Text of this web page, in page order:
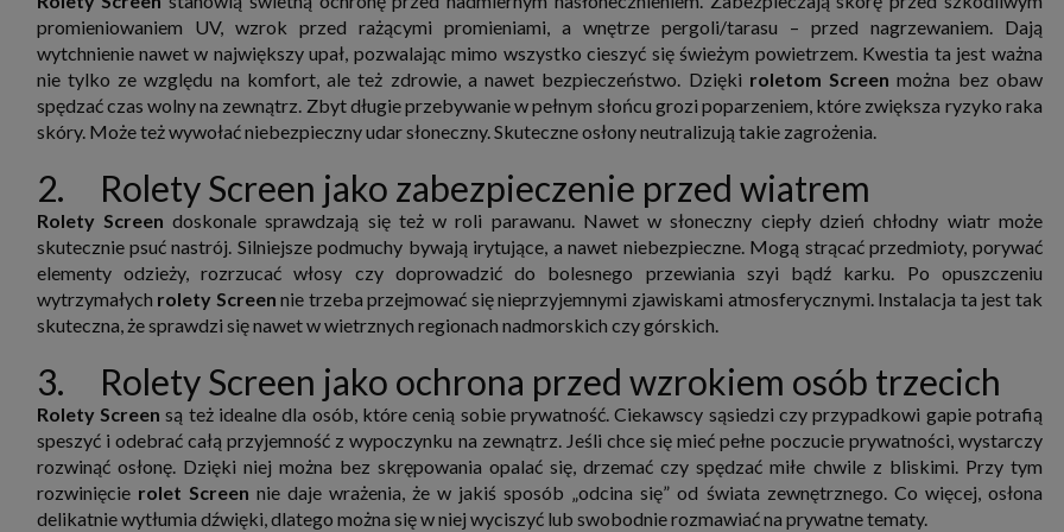
zbierania i przetwarzania danych osobowych w celu personalizowania treści i reklam oraz analizowania
stronach, aplikacjach i w Internecie. W ten sposób technologię tę wykorzystują również podmioty z
SAGIER oraz nasi Zaufani Partnerzy, którzy także chcą dopasowywać reklamy do Twoich preferencji.
dane informatyczne zapisywane w plikach i przechowywane na Twoim urządzeniu końcowym (tj. twój
tablet, smartphone itp.), które przeglądarka wysyła do serwera przy każdorazowym wejściu na stronę
urządzenia, podczas gdy odwiedzasz strony w Internecie. Szczegółową informację na temat plików
funkcjonowania znajdzieszpod tym linkiem. Pod tym linkiem znajdziesz także informację o tym jak
ustawienia przeglądarki, aby ograniczyć lub wyłączyć funkcjonowanie plików cookies itp. oraz jak
Twoje uprawnienia
Przysługują Ci następujące uprawnienia wobec Twoich danych i ich przetwarzania przez nas, inne
Grupy SAGIER i Zaufanych Partnerów:
1. Jeśli udzieliłeś zgody na przetwarzanie danych możesz ją w każdej chwili wycofać (cofnięcie zgody
nie uchyli zgodności z prawem przetwarzania już dokonanego na jej podstawie);
2. Masz również prawo żądania dostępu do Twoich danych osobowych, ich sprostowania,
ograniczenia przetwarzania, prawo do przeniesienia danych, wyrażenia sprzeciwu wobec przetwarzania
oraz prawo do wniesienia skargi do organu nadzorczego, którym w Polsce jest Prezes Urzędu Ochrony
promieniowaniem UV, wzrok przed rażącymi promieniami, a wnętrze pergoli/tarasu – przed nagrzewaniem. Dają
wytchnienie nawet w największy upał, pozwalając mimo wszystko cieszyć się świeżym powietrzem. Kwestia ta jest ważna
nie tylko ze względu na komfort, ale też zdrowie, a nawet bezpieczeństwo. Dzięki roletom Screen można bez obaw
spędzać czas wolny na zewnątrz. Zbyt długie przebywanie w pełnym słońcu grozi poparzeniem, które zwiększa ryzyko raka
skóry. Może też wywołać niebezpieczny udar słoneczny. Skuteczne osłony neutralizują takie zagrożenia.
2. Rolety Screen jako zabezpieczenie przed wiatrem
Rolety Screendoskonale sprawdzają się też w roli parawanu. Nawet w słoneczny ciepły dzień chłodny wiatr może
skutecznie psuć nastrój. Silniejsze podmuchy bywają irytujące, a nawet niebezpieczne. Mogą strącać przedmioty, porywać
elementy odzieży, rozrzucać włosy czy doprowadzić do bolesnego przewiania szyi bądź karku. Po opuszczeniu
wytrzymałych rolety Screen nie trzeba przejmować się nieprzyjemnymi zjawiskami atmosferycznymi. Instalacja ta jest tak
skuteczna, że sprawdzi się nawet w wietrznych regionach nadmorskich czy górskich.
3. Rolety Screen jako ochrona przed wzrokiem osób trzecich
Rolety Screensą też idealne dla osób, które cenią sobie prywatność. Ciekawscy sąsiedzi czy przypadkowi gapie potrafią
speszyć i odebrać całą przyjemność z wypoczynku na zewnątrz. Jeśli chce się mieć pełne poczucie prywatności, wystarczy
rozwinąć osłonę. Dzięki niej można bez skrępowania opalać się, drzemać czy spędzać miłe chwile z bliskimi. Przy tym
rozwinięcie rolet Screen nie daje wrażenia, że w jakiś sposób „odcina się” od świata zewnętrznego. Co więcej, osłona
delikatnie wytłumia dźwięki, dlatego można się w niej wyciszyć lub swobodnie rozmawiać na prywatne tematy.